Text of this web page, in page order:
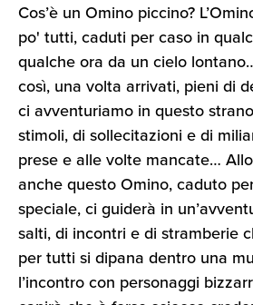
Cos’è un Omino piccino?
po' tutti, caduti per caso in
qualche ora da un cielo
così, una volta arrivati, pieni di
ci avventuriamo in questo
stimoli, di sollecitazioni e di
prese e alle volte mancate…
anche questo Omino, caduto
speciale, ci guiderà in
salti, di incontri e di stramberie
per tutti si dipana dentro una
l’incontro con personaggi